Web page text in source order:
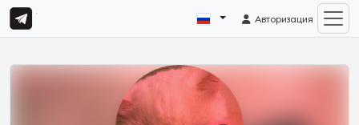
Авторизация